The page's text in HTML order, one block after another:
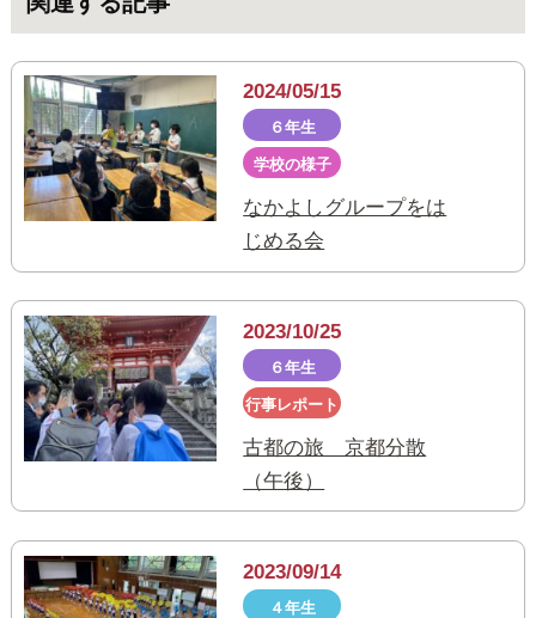
2024/05/15
６年生
学校の様子
なかよしグループをは
じめる会
2023/10/25
６年生
行事レポート
古都の旅 京都分散
（午後）
2023/09/14
４年生